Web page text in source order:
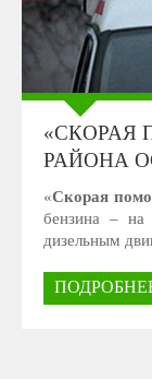
«СКОРАЯ
РАЙОНА
«Скорая
бензина – на
дизельным